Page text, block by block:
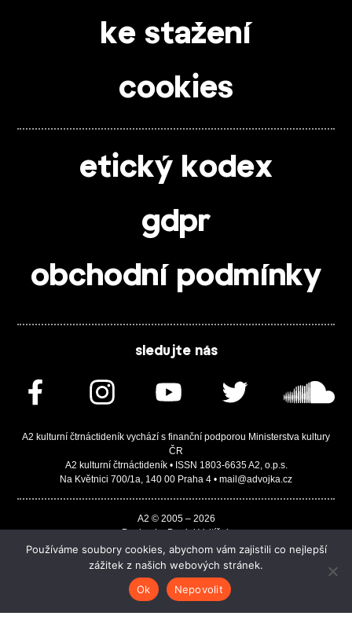
ke stažení
cookies
etický kodex
gdpr
obchodní podmínky
sledujte nás
A2 kulturní čtrnáctideník vychází s finanční podporou Ministerstva kultury
ČR
A2 kulturní čtrnáctideník • ISSN 1803-6635 A2, o.p.s.
Na Květnici 700/1a, 140 00 Praha 4 • mail@advojka.cz
A2 © 2005 – 2026
Design by Daniel Vojtíšek
Built by JASA-IT & ChSoft
Používáme soubory cookies, abychom vám zajistili co nejlepší
zážitek z našich webových stránek.
Ok
Nepovolit